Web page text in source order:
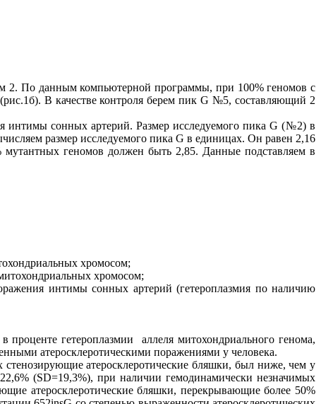
2. По данным компьютерной программы, при 100% геномов с
В качестве контроля берем пик G №5, составляющий 2
интимы сонных артерий. Размер исследуемого пика G (№2) в
размер исследуемого пика G в единицах. Он равен 2,16
геномов должен быть 2,85. Данные подставляем в
хромосом;
хромосом;
интимы сонных артерий (гетероплазмия по наличию
гетероплазмии аллеля митохондриального генома,
атеросклеротическими поражениями у человека.
атеросклеротические бляшки, был ниже, чем у
(SD=19,3%), при наличии гемодинамически незначимых
атеросклеротические бляшки, перекрывающие более 50%